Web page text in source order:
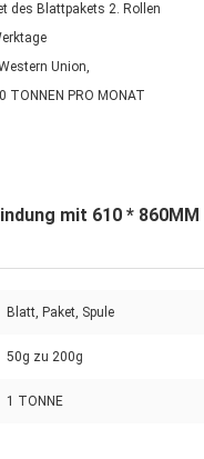
des Blattpakets 2. Rollen
Union,
TONNEN PRO MONAT
mit 610 * 860MM
Blatt, Paket, Spule
50g zu 200g
1 TONNE